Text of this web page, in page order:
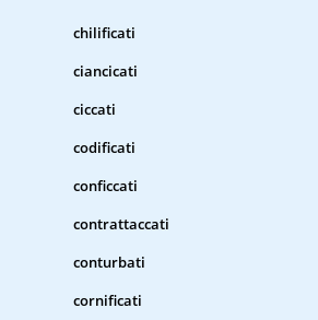
chilificati
ciancicati
ciccati
codificati
conficcati
contrattaccati
conturbati
cornificati